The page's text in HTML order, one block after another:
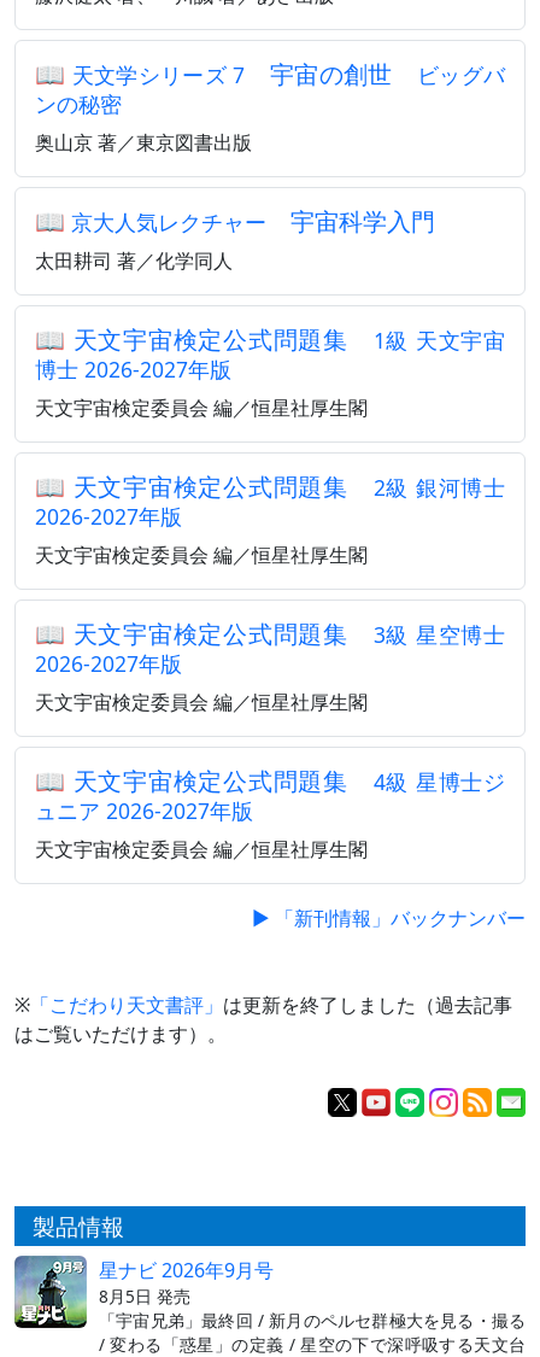
📖 天文学シリーズ 7 宇宙の創世
ビッグバ
ンの秘密
奥山京 著／東京図書出版
📖 京大人気レクチャー 宇宙科学入門
太田耕司 著／化学同人
📖 天文宇宙検定公式問題集
1級 天文宇宙
博士 2026-2027年版
天文宇宙検定委員会 編／恒星社厚生閣
📖 天文宇宙検定公式問題集 2級 銀河博士
2026-2027年版
天文宇宙検定委員会 編／恒星社厚生閣
📖 天文宇宙検定公式問題集 3級 星空博士
2026-2027年版
天文宇宙検定委員会 編／恒星社厚生閣
📖 天文宇宙検定公式問題集 4級 星博士ジ
ュニア 2026-2027年版
天文宇宙検定委員会 編／恒星社厚生閣
▶ 「新刊情報」バックナンバー
※ 「こだわり天文書評」 は更新を終了しました（過去記事
はご覧いただけます）。
製品情報
星ナビ 2026年9月号
8月5日 発売
「宇宙兄弟」最終回 / 新月のペルセ群極大を見る・撮る
/ 変わる「惑星」の定義 / 星空の下で深呼吸する天文台